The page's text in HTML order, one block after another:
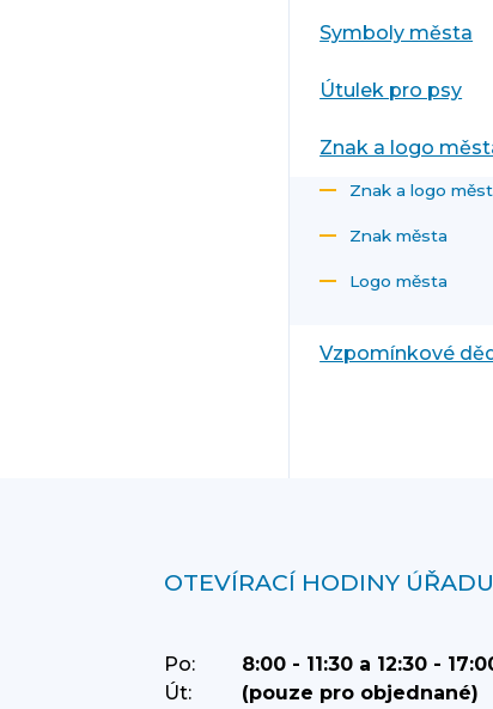
Symboly města
Útulek pro psy
Znak a logo
Znak a logo
Znak města
Logo města
Vzpomínkové
OTEVÍRACÍ HODINY
Po:
8:00 - 11:30 a 12:30 -
Út:
(pouze pro objednané)